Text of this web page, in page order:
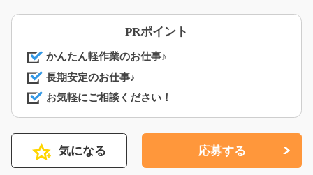
PRポイント
かんたん軽作業のお仕事♪
長期安定のお仕事♪
お気軽にご相談ください！
気になる 応募する